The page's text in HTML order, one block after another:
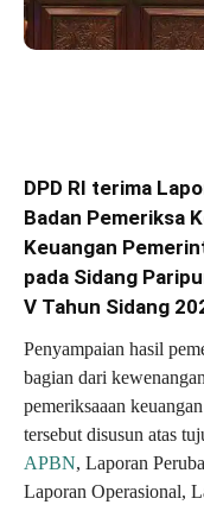
DPD RI terima
Badan Pemeriksa
Keuangan
pada Sidang
V Tahun Sidang
Penyampaian hasil
bagian dari
pemeriksaaan
tersebut disusun atas
APBN, Laporan
Laporan Operasional,